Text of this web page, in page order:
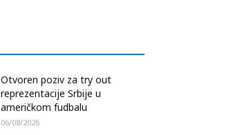
Otvoren poziv za try out
reprezentacije Srbije u
američkom fudbalu
06/08/2026